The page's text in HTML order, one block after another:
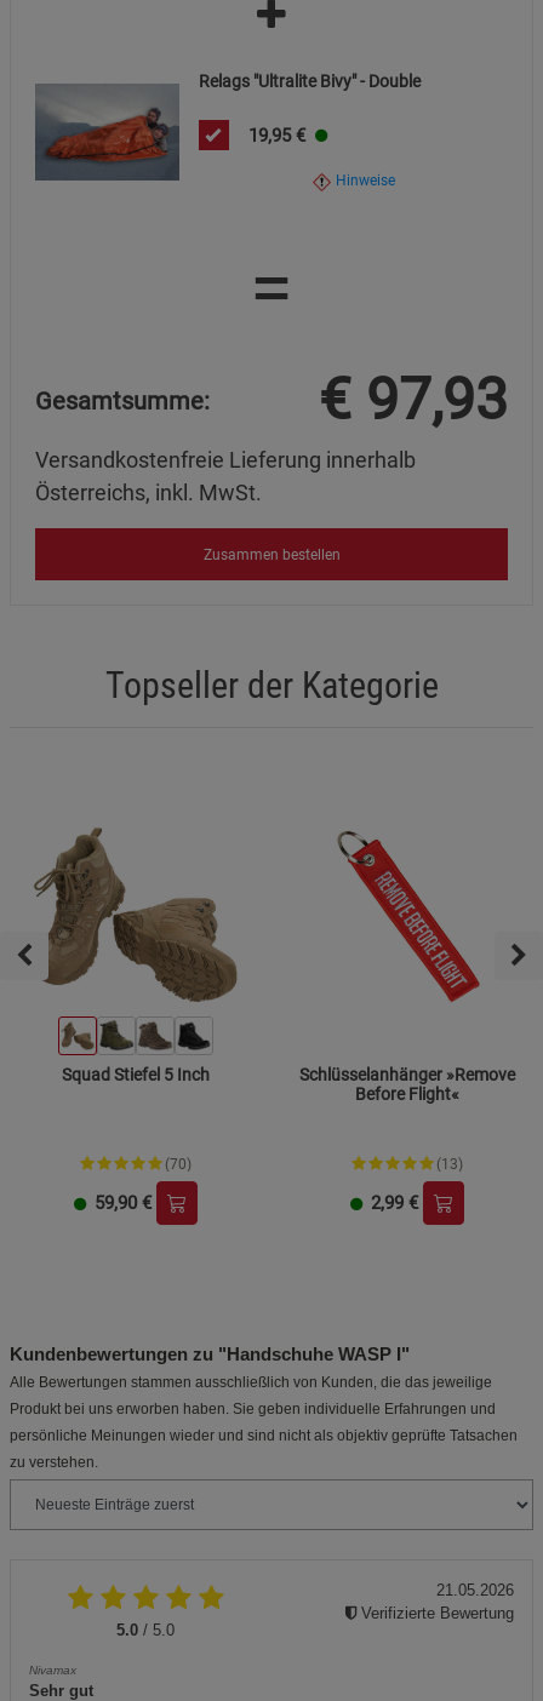
Relags "Ultralite Bivy" - Double
19,95 €
Hinweise
=
Gesamtsumme: € 97,93
Versandkostenfreie Lieferung innerhalb
Österreichs, inkl. MwSt.
Zusammen bestellen
Topseller der Kategorie
Squad Stiefel 5 Inch
(70)
59,90 €
Schlüsselanhänger »Remove
Before Flight«
(13)
2,99 €
Kundenbewertungen zu "Handschuhe WASP I"
Alle Bewertungen stammen ausschließlich von Kunden, die das jeweilige
Produkt bei uns erworben haben. Sie geben individuelle Erfahrungen und
persönliche Meinungen wieder und sind nicht als objektiv geprüfte Tatsachen
zu verstehen.
5.0 / 5.0
Nivamax
Sehr gut
21.05.2026
Verifizierte Bewertung